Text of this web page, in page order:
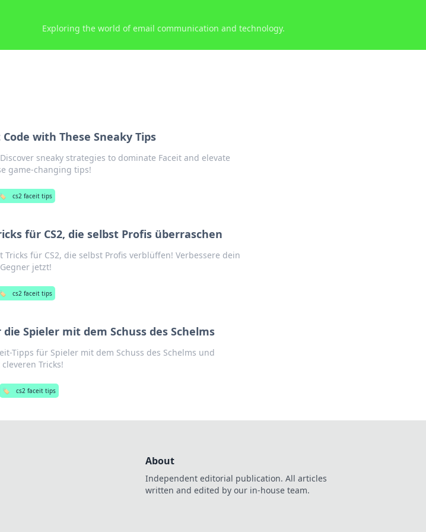
Exploring the world of email communication and technology.
with These Sneaky Tips
sneaky strategies to dominate Faceit and elevate
game-changing tips!
🏷️ cs2 faceit tips
für CS2, die selbst Profis überraschen
Tricks für CS2, die selbst Profis verblüffen! Verbessere dein
jetzt!
🏷️ cs2 faceit tips
die Spieler mit dem Schuss des Schelms
Tipps für Spieler mit dem Schuss des Schelms und
Tricks!
🏷️ cs2 faceit tips
About
Independent editorial publication. All articles
written and edited by our in-house team.